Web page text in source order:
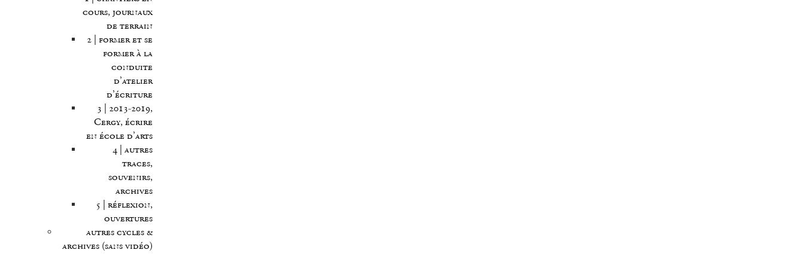
cours, journaux
de terrain
2 | former et se
former à la
conduite
d’atelier
d’écriture
3 | 2013-2019,
Cergy, écrire
en école d’arts
4 | autres
traces,
souvenirs,
archives
5 | réflexion,
ouvertures
autres cycles &
archives (sans vidéo)